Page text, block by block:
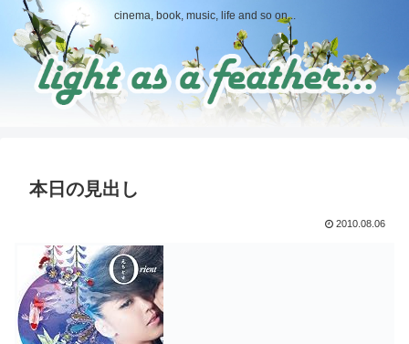
cinema, book, music, life and so on...
本日の見出し
2010.08.06